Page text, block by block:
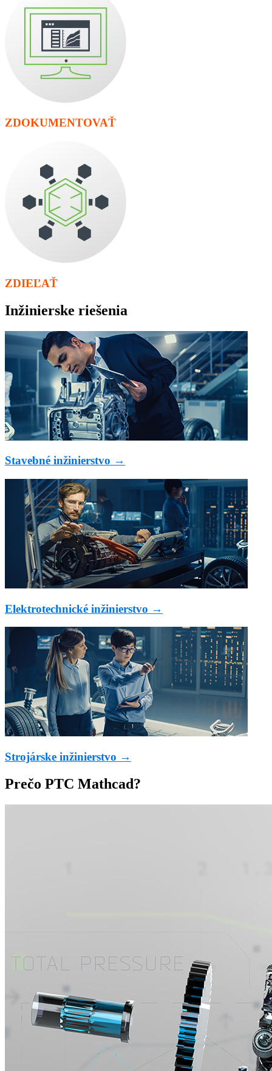
ZDOKUMENTOVAŤ
ZDIEĽAŤ
Inžinierske riešenia
Stavebné inžinierstvo →
Elektrotechnické inžinierstvo →
Strojárske inžinierstvo →
Prečo PTC Mathcad?